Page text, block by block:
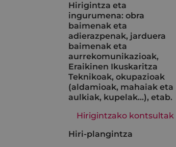
Hirigintza eta
ingurumena: obra
baimenak eta
adierazpenak, jarduera
baimenak eta
aurrekomunikazioak,
Eraikinen Ikuskaritza
Teknikoak, okupazioak
(aldamioak, mahaiak eta
aulkiak, kupelak...), etab.
Hirigintzako kontsultak
Hiri-plangintza